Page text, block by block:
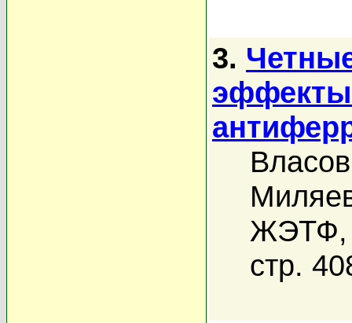
3.
эффекты
ЖЭТФ,
стр.